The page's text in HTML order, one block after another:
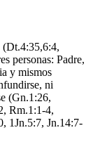
personas: Padre,
y mismos
ni
(Gn.1:26,
Rm.1:1-4,
1Jn.5:7, Jn.14:7-